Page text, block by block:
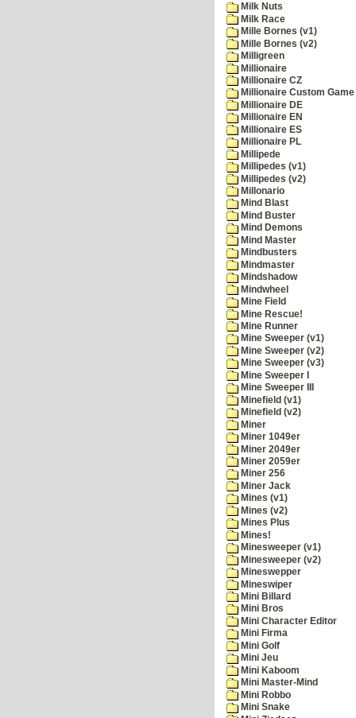
Milk Nuts
Milk Race
Mille Bornes (v1)
Mille Bornes (v2)
Milligreen
Millionaire
Millionaire CZ
Millionaire Custom
Millionaire DE
Millionaire EN
Millionaire ES
Millionaire PL
Millipede
Millipedes (v1)
Millipedes (v2)
Millonario
Mind Blast
Mind Buster
Mind Demons
Mind Master
Mindbusters
Mindmaster
Mindshadow
Mindwheel
Mine Field
Mine Rescue!
Mine Runner
Mine Sweeper (v1)
Mine Sweeper (v2)
Mine Sweeper (v3)
Mine Sweeper I
Mine Sweeper III
Minefield (v1)
Minefield (v2)
Miner
Miner 1049er
Miner 2049er
Miner 2059er
Miner 256
Miner Jack
Mines (v1)
Mines (v2)
Mines Plus
Mines!
Minesweeper (v1)
Minesweeper (v2)
Mineswepper
Mineswiper
Mini Billard
Mini Bros
Mini Character Editor
Mini Firma
Mini Golf
Mini Jeu
Mini Kaboom
Mini Master-Mind
Mini Robbo
Mini Snake